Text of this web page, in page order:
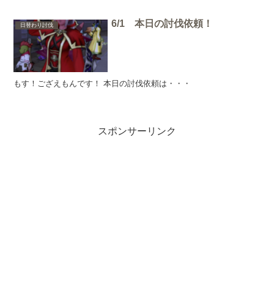
日替わり討伐 6/1 本日の討伐依頼！
もす！ござえもんです！ 本日の討伐依頼は・・・
スポンサーリンク